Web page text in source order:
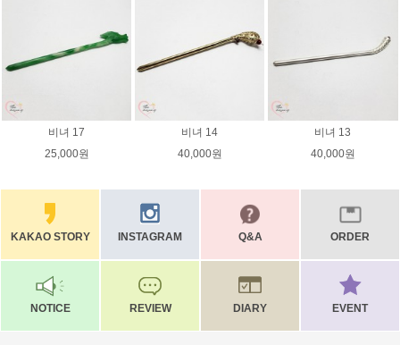
비녀 17
25,000원
비녀 14
40,000원
비녀 13
40,000원
KAKAO STORY INSTAGRAM Q&A ORDER
NOTICE REVIEW DIARY EVENT